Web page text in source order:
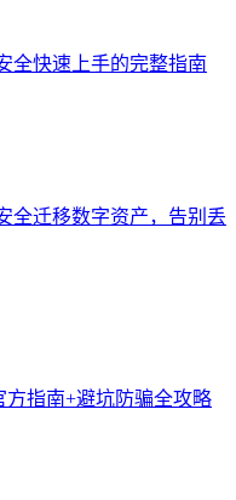
全快速上手的完整指南
全迁移数字资产，告别丢
方指南+避坑防骗全攻略